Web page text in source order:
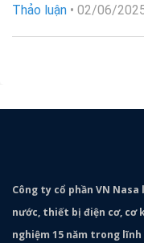
Thảo luận • 02/06/
Công ty cổ phần VN
nước, thiết bị điện cơ, cơ
nghiệm 15 năm trong